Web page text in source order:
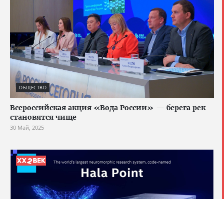
ОБЩЕСТВО
Всероссийская акция «Вода России» — берега рек
становятся чище
30 Май, 2025